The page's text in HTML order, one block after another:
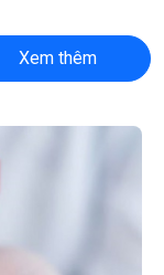
Xem thêm